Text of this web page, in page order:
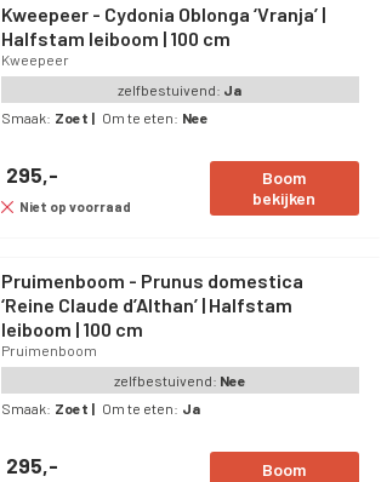
Kweepeer - Cydonia Oblonga ‘Vranja’ |
Halfstam leiboom | 100 cm
Kweepeer
zelfbestuivend: Ja
Smaak: Zoet | Om te eten: Nee
295,-
Niet op voorraad
Boom
bekijken
Pruimenboom - Prunus domestica
‘Reine Claude d’Althan’ | Halfstam
leiboom | 100 cm
Pruimenboom
zelfbestuivend: Nee
Smaak: Zoet | Om te eten: Ja
295,-
Boom